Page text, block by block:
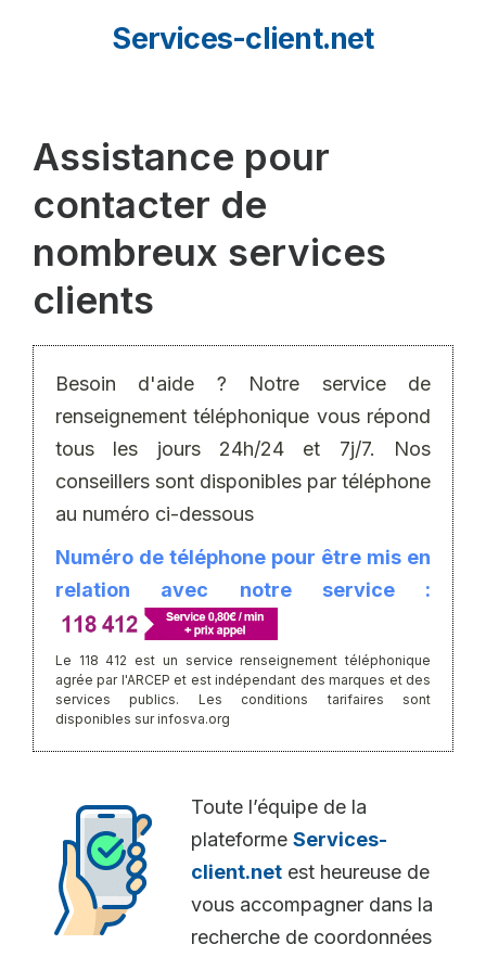
Services-client.net
Assistance pour
contacter de
nombreux services
clients
Besoin d'aide ? Notre service de
renseignement téléphonique vous répond
tous les jours 24h/24 et 7j/7. Nos
conseillers sont disponibles par téléphone
au numéro ci-dessous
Numéro de téléphone pour être mis en
relation avec notre service :
Le 118 412 est un service renseignement téléphonique
agrée par l'ARCEP et est indépendant des marques et des
services publics. Les conditions tarifaires sont
disponibles sur infosva.org
Toute l’équipe de la
plateforme Services-
client.net est heureuse de
vous accompagner dans la
recherche de coordonnées